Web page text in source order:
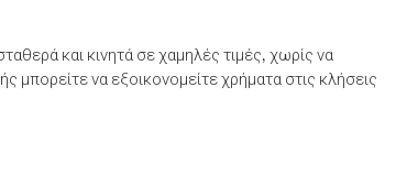
και κινητά σε χαμηλές τιμές, χωρίς να
να εξοικονομείτε χρήματα στις κλήσεις